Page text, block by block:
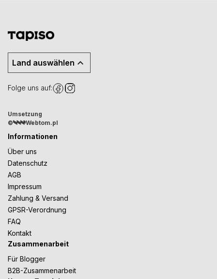
Land auswählen
Folge uns auf:
Umsetzung
©
Webtom.pl
Informationen
Über uns
Datenschutz
AGB
Impressum
Zahlung & Versand
GPSR-Verordnung
FAQ
Kontakt
Zusammenarbeit
Für Blogger
B2B-Zusammenarbeit